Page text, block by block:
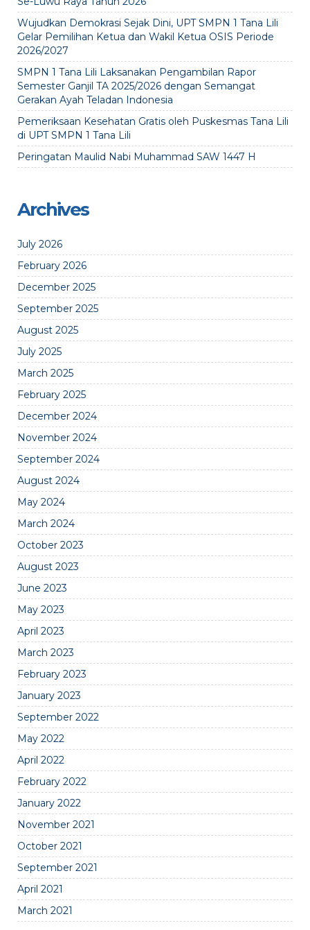
Wujudkan Demokrasi Sejak Dini, UPT SMPN 1 Tana Lili
Gelar Pemilihan Ketua dan Wakil Ketua OSIS Periode
2026/2027
SMPN 1 Tana Lili Laksanakan Pengambilan Rapor
Semester Ganjil TA 2025/2026 dengan Semangat
Gerakan Ayah Teladan Indonesia
Pemeriksaan Kesehatan Gratis oleh Puskesmas Tana Lili
di UPT SMPN 1 Tana Lili
Peringatan Maulid Nabi Muhammad SAW 1447 H
Archives
July 2026
February 2026
December 2025
September 2025
August 2025
July 2025
March 2025
February 2025
December 2024
November 2024
September 2024
August 2024
May 2024
March 2024
October 2023
August 2023
June 2023
May 2023
April 2023
March 2023
February 2023
January 2023
September 2022
May 2022
April 2022
February 2022
January 2022
November 2021
October 2021
September 2021
April 2021
March 2021